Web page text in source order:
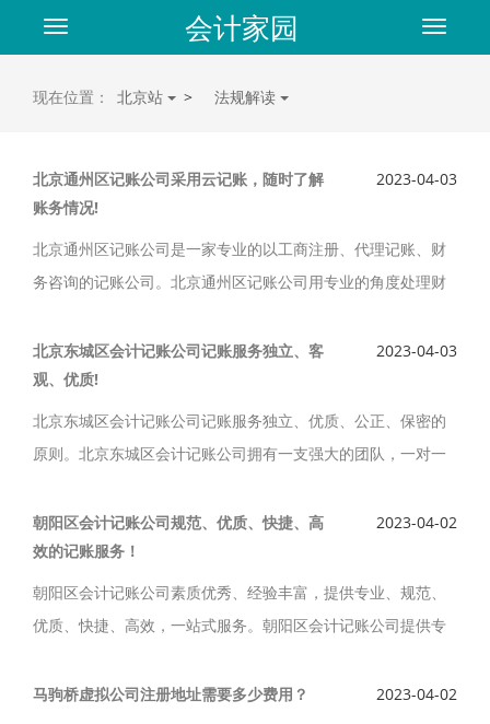
Toggle
Toggle
navigation
会计家园
现在位置： 北京站 > 法规解读
北京通州区记账公司采用云记账，随时了解
账务情况!
2023-04-03
北京通州区记账公司是一家专业的以工商注册、代理记账、财
务咨询的记账公司。北京通州区记账公司用专业的角度处理财
让客户足不出户变可随时了解账务的实时情况。
北京东城区会计记账公司记账服务独立、客
观、优质!
2023-04-03
北京东城区会计记账公司记账服务独立、优质、公正、保密的
原则。北京东城区会计记账公司拥有一支强大的团队，一对一
进行审核与服务跟踪。
朝阳区会计记账公司规范、优质、快捷、高
效的记账服务！
2023-04-02
朝阳区会计记账公司素质优秀、经验丰富，提供专业、规范、
优质、快捷、高效，一站式服务。朝阳区会计记账公司提供专
计记账服务。
马驹桥虚拟公司注册地址需要多少费用？
2023-04-02